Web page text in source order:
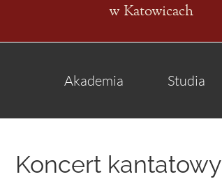
w Katowicach
Akademia Studia
Koncert kantatowy